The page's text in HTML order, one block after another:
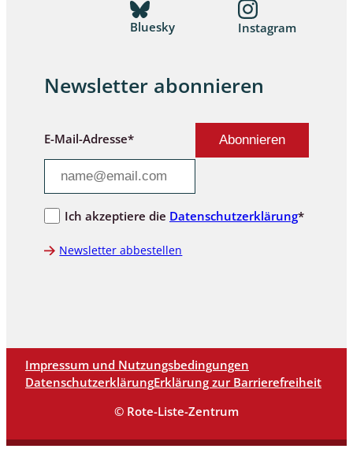
Bluesky Instagram
Newsletter abonnieren
E-Mail-Adresse*
Ich akzeptiere die Datenschutzerklärung*
Newsletter abbestellen
Impressum und Nutzungsbedingungen
DatenschutzerklärungErklärung zur Barrierefreiheit
© Rote-Liste-Zentrum